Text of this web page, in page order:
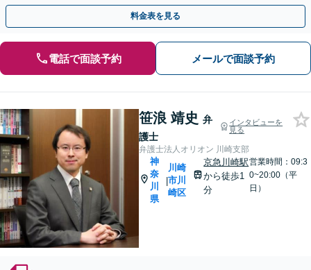
せください【土日祝対応可】
料金表を見る
電話で面談予約 メールで面談予約
笹浪 靖史 弁
護士
インタビューを
見る
弁護士法人オリオン 川崎支部
神
奈
川
県
|
川崎
市川
崎区
京急川崎駅
から徒歩1
分
営業時間：09:3
0~20:00（平
日）